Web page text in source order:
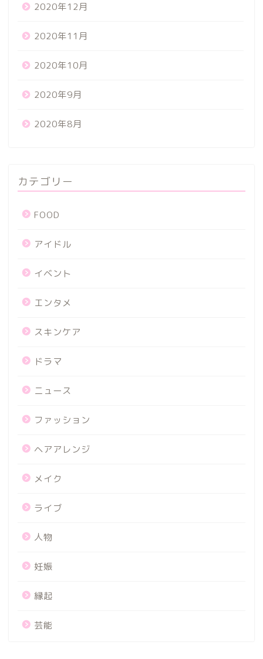
2020年12月
2020年11月
2020年10月
2020年9月
2020年8月
カテゴリー
FOOD
アイドル
イベント
エンタメ
スキンケア
ドラマ
ニュース
ファッション
ヘアアレンジ
メイク
ライブ
人物
妊娠
縁起
芸能